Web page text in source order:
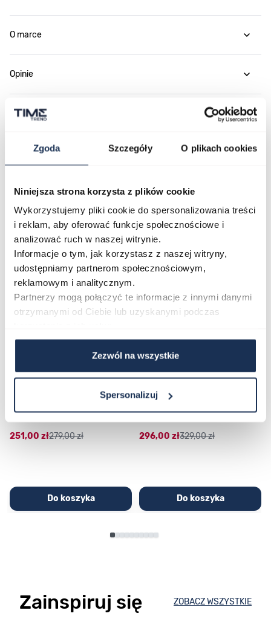
Zgoda Szczegóły O plikach cookies
Niniejsza strona korzysta z plików cookie
Wykorzystujemy pliki cookie do spersonalizowania treści
i reklam, aby oferować funkcje społecznościowe i
analizować ruch w naszej witrynie.
Informacje o tym, jak korzystasz z naszej witryny,
udostępniamy partnerom społecznościowym,
reklamowym i analitycznym.
Partnerzy mogą połączyć te informacje z innymi danymi
otrzymanymi od Ciebie lub uzyskanymi podczas
Zezwól na wszystkie
Spersonalizuj
O marce
Opinie
Zapytaj o produkt
Płatność i dostawa
Najczęściej kupowane
Poruszanie się po elementach karuzeli jest możliwe za pomocą
Naciśnij, aby pominąć karuzelę
Naciśnij, aby przejść do nawigacji karuzeli
CASIO Sport AE-1200WHD-
03362600
251,00 zł279,00 zł
Do koszyka
Casio Sport AQ-230GA-
9DMQYES
03311457
296,00 zł329,00 zł
Do koszyka
Zainspiruj się ZOBACZ WSZYSTKIE